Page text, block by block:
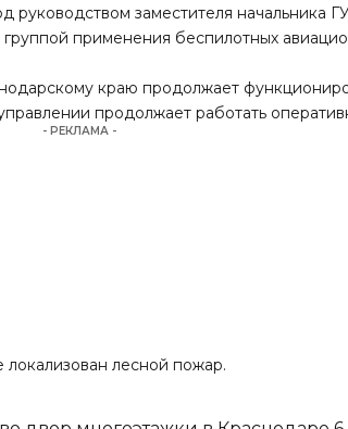
руководством заместителя начальника
применения беспилотных
краю продолжает
продолжает работать
- РЕКЛАМА -
локализован лесной пожар.